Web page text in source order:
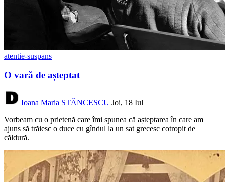
atentie-suspans
O vară de așteptat
Ioana Maria STĂNCESCU Joi, 18 Iul
Vorbeam cu o prietenă care îmi spunea că așteptarea în care am
ajuns să trăiesc o duce cu gîndul la un sat grecesc cotropit de
căldură.